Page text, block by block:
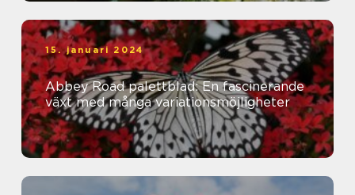
15. januari 2024
Abbey Road palettblad: En fascinerande
växt med många variationsmöjligheter